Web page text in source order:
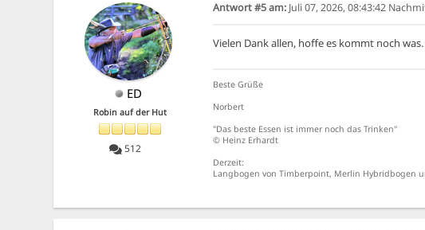
ED
Robin auf der Hut
512
Antwort #5 am:Juli 07, 2026, 08:43:42
Vielen Dank allen, hoffe es kommt noch
Beste Grüße
Norbert
"Das beste Essen ist immer noch das Trinken"
© Heinz Erhardt
Derzeit:
Langbogen von Timberpoint, Merlin Hybridbogen